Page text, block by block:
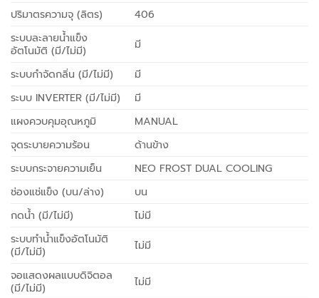
ปริมาตรความจุ (ลิตร)
406
ระบบละลายน้ำแข็ง
อัตโนมัติ (มี/ไม่มี)
มี
ระบบกำจัดกลิ่น (มี/ไม่มี)
มี
ระบบ INVERTER (มี/ไม่มี)
มี
แผงควบคุมอุณหภูมิ
MANUAL
จุดระบายความร้อน
ด้านข้าง
ระบบกระจายความเย็น
NEO FROST DUAL COOLING
ช่องแช่แข็ง (บน/ล่าง)
บน
กดน้ำ (มี/ไม่มี)
ไม่มี
ระบบทำน้ำแข็งอัตโนมัติ
(มี/ไม่มี)
ไม่มี
จอแสดงผลแบบดิจิตอล
(มี/ไม่มี)
ไม่มี